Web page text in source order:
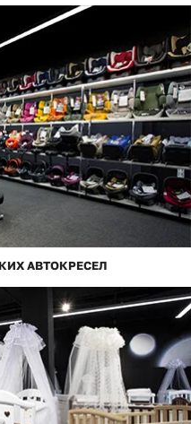
АВТОКРЕСЕЛ